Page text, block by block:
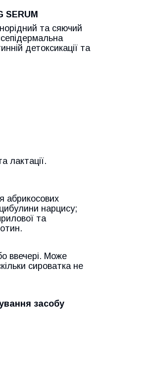
SERUM
та сяючий
детоксикації та
лактації.
абрикосових
нарцису;
та
ввечері. Може
сироватка не
засобу